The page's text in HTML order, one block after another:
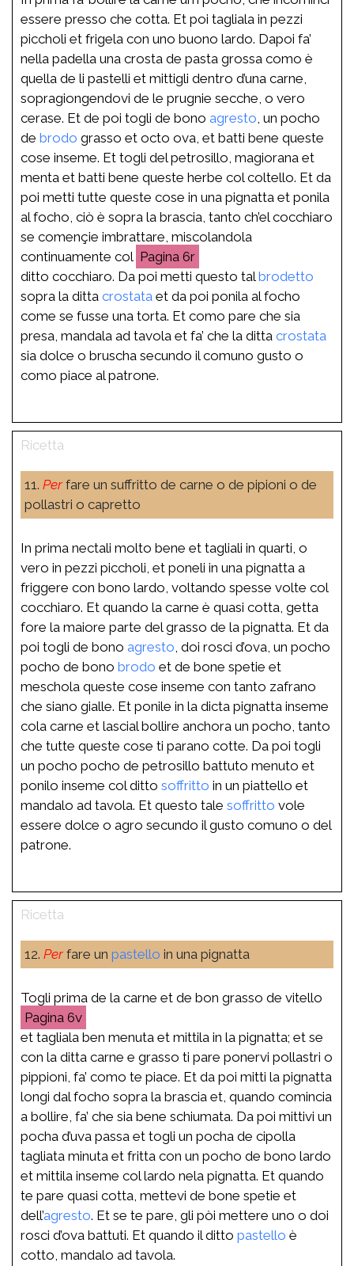
essere presso che cotta. Et poi tagliala in pezzi
piccholi et frigela con uno buono lardo. Dapoi fa’
nella padella una crosta de pasta grossa como è
quella de li pastelli et mittigli dentro d’una carne,
sopragiongendovi de le prugnie secche, o vero
cerase. Et de poi togli de bono agresto , un pocho
de brodo grasso et octo ova, et batti bene queste
cose inseme. Et togli del petrosillo, magiorana et
menta et batti bene queste herbe col coltello. Et da
poi metti tutte queste cose in una pignatta et ponila
al focho, ciò è sopra la brascia, tanto ch’el cocchiaro
se començie imbrattare, miscolandola
continuamente col
6r
ditto cocchiaro. Da poi metti questo talbrodetto
sopra la ditta crostata et da poi ponila al focho
come se fusse una torta. Et como pare che sia
presa, mandala ad tavola et fa’ che la ditta crostata
sia dolce o bruscha secundo il comuno gusto o
como piace al patrone.
11. Perfare un suffritto de carne o de pipioni o de
pollastri o capretto
In prima nectali molto bene et tagliali in quarti, o
vero in pezzi piccholi, et poneli in una pignatta a
friggere con bono lardo, voltando spesse volte col
cocchiaro. Et quando la carne è quasi cotta, getta
fore la maiore parte del grasso de la pignatta. Et da
poi togli de bono agresto , doi rosci d’ova, un pocho
pocho de bono brodo et de bone spetie et
meschola queste cose inseme con tanto zafrano
che siano gialle. Et ponile in la dicta pignatta inseme
cola carne et lascial bollire anchora un pocho, tanto
che tutte queste cose ti parano cotte. Da poi togli
un pocho pocho de petrosillo battuto menuto et
ponilo inseme col ditto soffritto in un piattello et
mandalo ad tavola. Et questo tale soffritto vole
essere dolce o agro secundo il gusto comuno o del
patrone.
12. Perfare un pastello in una pignatta
Togli prima de la carne et de bon grasso de vitello
6v
et tagliala ben menuta et mittila in la pignatta; et se
con la ditta carne e grasso ti pare ponervi pollastri o
pippioni, fa’ como te piace. Et da poi mitti la pignatta
longi dal focho sopra la brascia et, quando comincia
a bollire, fa’ che sia bene schiumata. Da poi mittivi un
pocha d’uva passa et togli un pocha de cipolla
tagliata minuta et fritta con un pocho de bono lardo
et mittila inseme col lardo nela pignatta. Et quando
te pare quasi cotta, mettevi de bone spetie et
dell’agresto. Et se te pare, gli pòi mettere uno o doi
rosci d’ova battuti. Et quando il ditto pastello è
cotto, mandalo ad tavola.